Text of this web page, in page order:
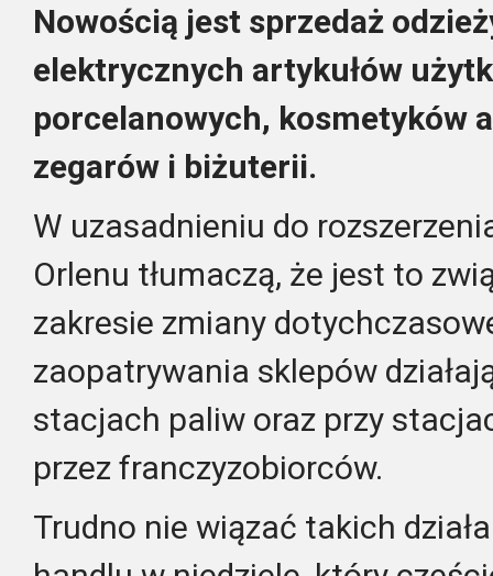
Nowością jest sprzedaż
elektrycznych artykułów
porcelanowych, kosmetyków
zegarów i biżuterii.
W uzasadnieniu do
Orlenu tłumaczą, że jest to
zakresie zmiany
zaopatrywania sklepów
stacjach paliw oraz przy
przez franczyzobiorców.
Trudno nie wiązać takich